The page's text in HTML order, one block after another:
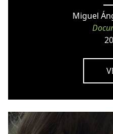
Miguel